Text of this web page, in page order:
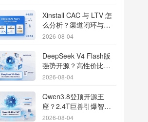
Xinstall CAC 与 LTV 怎
么分析？渠道闭环与投
放回报解析
2026-08-04
DeepSeek V4 Flash版
强势开源？高性价比基
座模型重塑长尾应用全
2026-08-04
Qwen3.8登顶开源王
座？2.4T巨兽引爆智能
体免填邀请码分发潮
2026-08-04